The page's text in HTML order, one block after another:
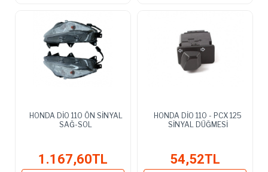
HONDA DİO 110 ÖN SİNYAL
SAĞ-SOL
1.167,60TL
HONDA DİO 110 - PCX 125
SİNYAL DÜĞMESİ
54,52TL